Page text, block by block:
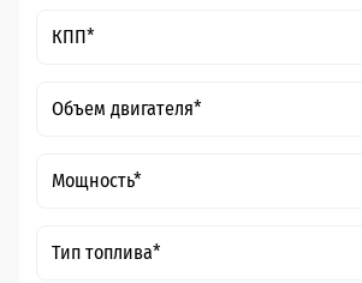
КПП*
Объем двигателя*
Мощность*
Тип топлива*